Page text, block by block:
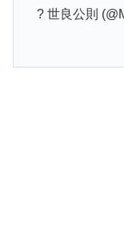
? 世良公則